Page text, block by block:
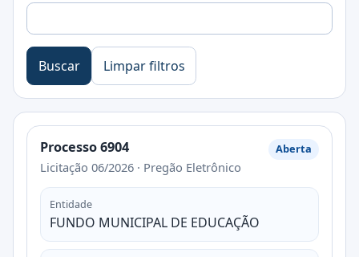
Buscar Limpar filtros
Processo 6904
Licitação 06/2026 · Pregão Eletrônico
Aberta
Entidade
FUNDO MUNICIPAL DE EDUCAÇÃO